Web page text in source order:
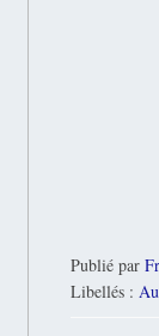
Publié par
Libellés :